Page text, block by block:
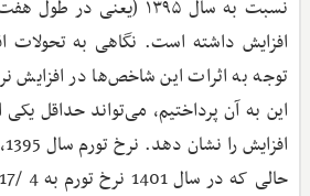
افزایش داشته است. نگاهی به تحولات
توجه به اثرات این شاخص‌ها در
این به آن پرداختیم، می‌تواند حداقل